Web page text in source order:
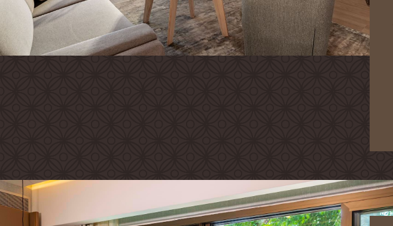
Experiences
Корпоратиные привилегии
Gift cards